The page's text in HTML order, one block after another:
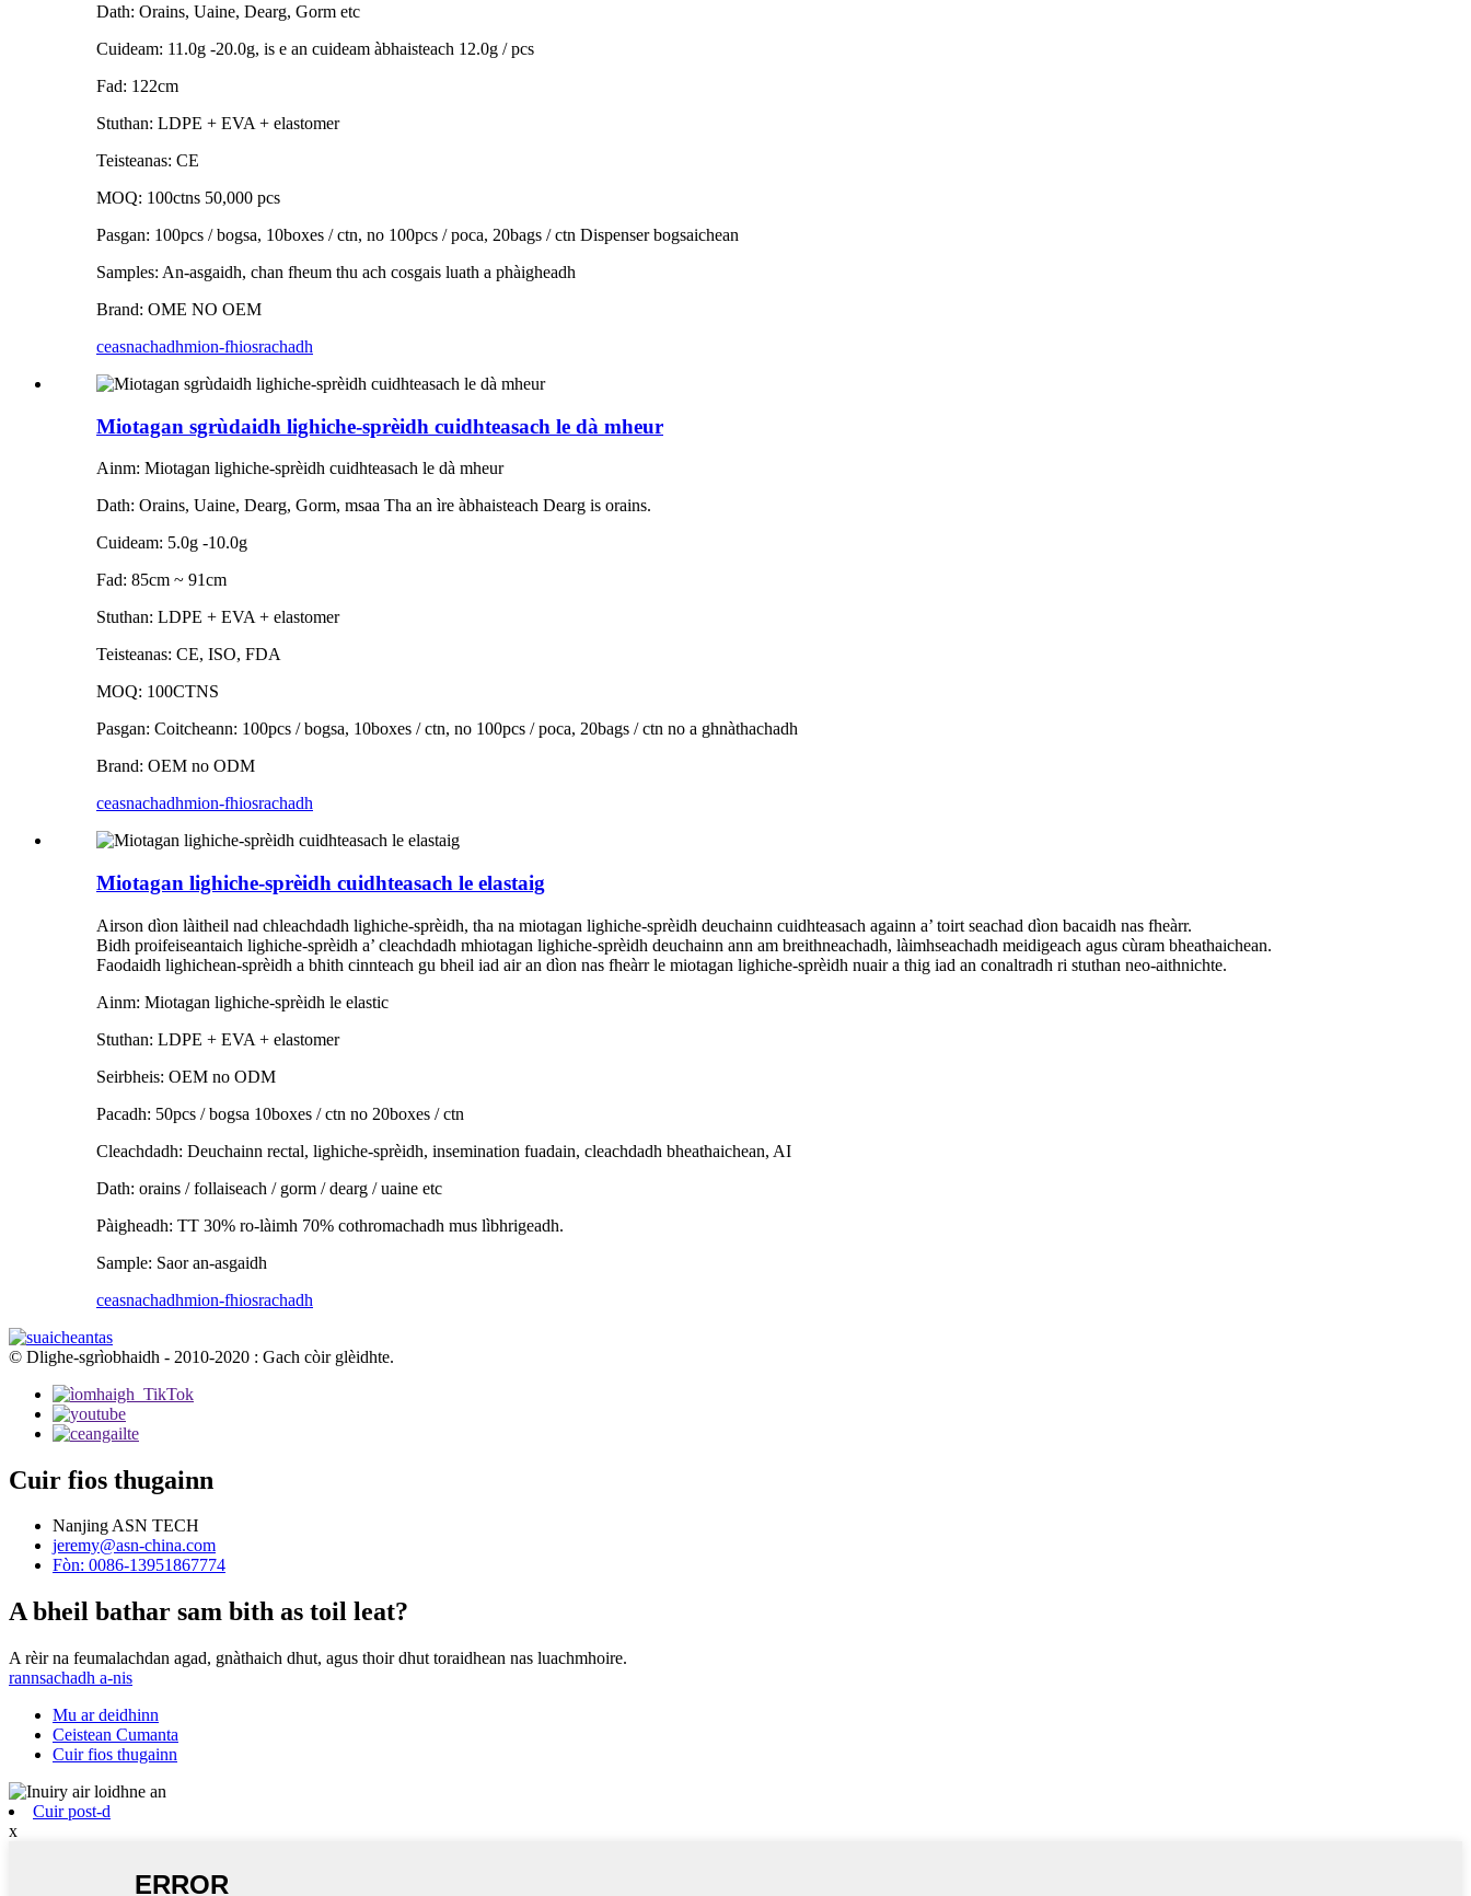
Dath: Orains, Uaine, Dearg, Gorm etc
Cuideam: 11.0g -20.0g, is e an cuideam àbhaisteach 12.0g / pcs
Fad: 122cm
Stuthan: LDPE + EVA + elastomer
Teisteanas: CE
MOQ: 100ctns 50,000 pcs
Pasgan: 100pcs / bogsa, 10boxes / ctn, no 100pcs / poca, 20bags / ctn Dispenser bogsaichean
Samples: An-asgaidh, chan fheum thu ach cosgais luath a phàigheadh
Brand: OME NO OEM
ceasnachadhmion-fhiosrachadh
Miotagan sgrùdaidh lighiche-sprèidh cuidhteasach le dà mheur
Ainm: Miotagan lighiche-sprèidh cuidhteasach le dà mheur
Dath: Orains, Uaine, Dearg, Gorm, msaa Tha an ìre àbhaisteach Dearg is orains.
Cuideam: 5.0g -10.0g
Fad: 85cm ~ 91cm
Stuthan: LDPE + EVA + elastomer
Teisteanas: CE, ISO, FDA
MOQ: 100CTNS
Pasgan: Coitcheann: 100pcs / bogsa, 10boxes / ctn, no 100pcs / poca, 20bags / ctn no a ghnàthachadh
Brand: OEM no ODM
ceasnachadhmion-fhiosrachadh
Miotagan lighiche-sprèidh cuidhteasach le elastaig
Airson dìon làitheil nad chleachdadh lighiche-sprèidh, tha na miotagan lighiche-sprèidh deuchainn cuidhteasach againn a’ toirt seachad dìon bacaidh nas fheàrr.
Bidh proifeiseantaich lighiche-sprèidh a’ cleachdadh mhiotagan lighiche-sprèidh deuchainn ann am breithneachadh, làimhseachadh meidigeach agus cùram bheathaichean.
Faodaidh lighichean-sprèidh a bhith cinnteach gu bheil iad air an dìon nas fheàrr le miotagan lighiche-sprèidh nuair a thig iad an conaltradh ri stuthan neo-aithnichte.
Ainm: Miotagan lighiche-sprèidh le elastic
Stuthan: LDPE + EVA + elastomer
Seirbheis: OEM no ODM
Pacadh: 50pcs / bogsa 10boxes / ctn no 20boxes / ctn
Cleachdadh: Deuchainn rectal, lighiche-sprèidh, insemination fuadain, cleachdadh bheathaichean, AI
Dath: orains / follaiseach / gorm / dearg / uaine etc
Pàigheadh: TT 30% ro-làimh 70% cothromachadh mus lìbhrigeadh.
Sample: Saor an-asgaidh
ceasnachadhmion-fhiosrachadh
© Dlighe-sgrìobhaidh - 2010-2020 : Gach còir glèidhte.
Cuir fios thugainn
Nanjing ASN TECH
jeremy@asn-china.com
Fòn: 0086-13951867774
A bheil bathar sam bith as toil leat?
A rèir na feumalachdan agad, gnàthaich dhut, agus thoir dhut toraidhean nas luachmhoire.
rannsachadh a-nis
Mu ar deidhinn
Ceistean Cumanta
Cuir fios thugainn
Cuir post-d
x